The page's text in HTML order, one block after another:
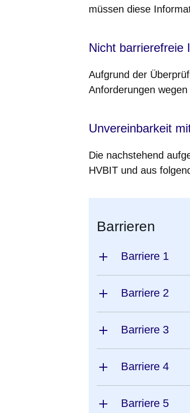
müssen diese
Nicht barrierefreie
Aufgrund der
Anforderungen
Unvereinbarkeit
Die nachstehend
HVBIT und aus
Barrieren
Barriere 1
Barriere 2
Barriere 3
Barriere 4
Barriere 5